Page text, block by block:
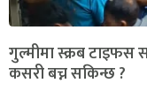
गुल्मीमा स्क्रब टाइफस
कसरी बच्न सकिन्छ ?